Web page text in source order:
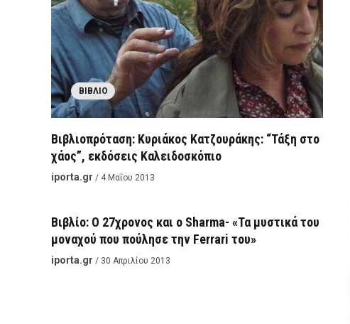
ΒΙΒΛΊΟ
Βιβλιοπρόταση: Κυριάκος Κατζουράκης: “Τάξη στο
χάος”, εκδόσεις Καλειδοσκόπιο
iporta.gr / 4 Μαΐου 2013
ΒΙΒΛΊΟ
Βιβλίο: Ο 27χρονος και ο Sharma- «Τα μυστικά του
μοναχού που πούλησε την Ferrari του»
iporta.gr / 30 Απριλίου 2013